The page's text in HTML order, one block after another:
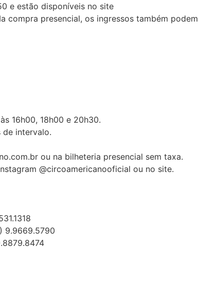
e estão disponíveis no site
compra presencial, os ingressos também podem
16h00, 18h00 e 20h30.
de intervalo.
ou na bilheteria presencial sem taxa.
@circoamericanooficial ou no site.
9.9669.5790